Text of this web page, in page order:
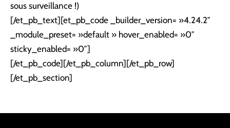
sous surveillance !)
[/et_pb_text][et_pb_code _builder_version= »4.24.2″
_module_preset= »default » hover_enabled= »0″
sticky_enabled= »0″]
[/et_pb_code][/et_pb_column][/et_pb_row]
[/et_pb_section]